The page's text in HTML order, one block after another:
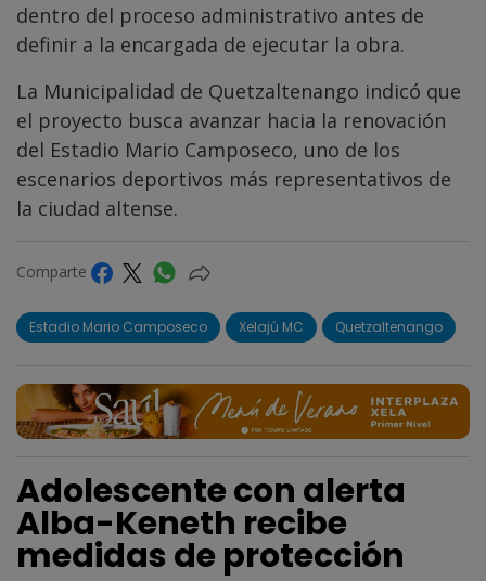
dentro del proceso administrativo antes de
definir a la encargada de ejecutar la obra.
La Municipalidad de Quetzaltenango indicó que
el proyecto busca avanzar hacia la renovación
del Estadio Mario Camposeco, uno de los
escenarios deportivos más representativos de
la ciudad altense.
Comparte
Estadio Mario Camposeco Xelajú MC Quetzaltenango
Adolescente con alerta
Alba-Keneth recibe
medidas de protección